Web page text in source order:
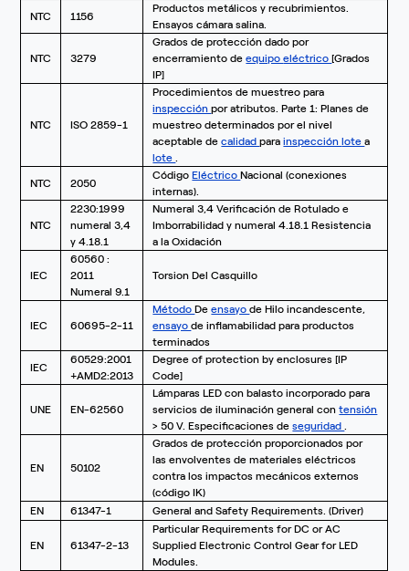
NTC 1156
Productos metálicos y recubrimientos.
Ensayos cámara salina.
NTC 3279
Grados de protección dado por
encerramiento deequipoeléctrico[Grados
IP]
NTC ISO 2859-1
Procedimientos de muestreo para
inspecciónpor atributos. Parte 1: Planes de
muestreo determinados por el nivel
aceptable decalidadparainspecciónlotea
lote.
NTC
2050
CódigoEléctricoNacional (conexiones
internas).
NTC
2230:1999
numeral 3,4
y 4.18.1
Numeral 3,4 Verificación de Rotulado e
Imborrabilidad y numeral 4.18.1 Resistencia
a la Oxidación
IEC
60560 :
2011
Numeral 9.1
Torsion Del Casquillo
IEC 60695-2-11
MétodoDeensayode Hilo incandescente,
ensayode inflamabilidad para productos
terminados
IEC
60529:2001
+AMD2:2013
Degree of protection by enclosures [IP
Code]
UNE EN-62560
Lámparas LED con balasto incorporado para
servicios de iluminación general contensión
> 50 V. Especificaciones deseguridad.
EN 50102
Grados de protección proporcionados por
las envolventes de materiales eléctricos
contra los impactos mecánicos externos
(código IK)
EN
61347-1 General and Safety Requirements. (Driver)
EN 61347-2-13
Particular Requirements for DC or AC
Supplied Electronic Control Gear for LED
Modules.